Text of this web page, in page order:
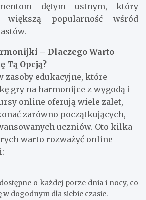
dętym ustnym, który
większą popularność wśród
– Dlaczego Warto
Tą Opcją?
zasoby edukacyjne, które
gry na harmonijce z wygodą i
online oferują wiele zalet,
zarówno początkujących,
uczniów. Oto kilka
warto rozważyć online
o każdej porze dnia i nocy, co
w dogodnym dla siebie czasie.